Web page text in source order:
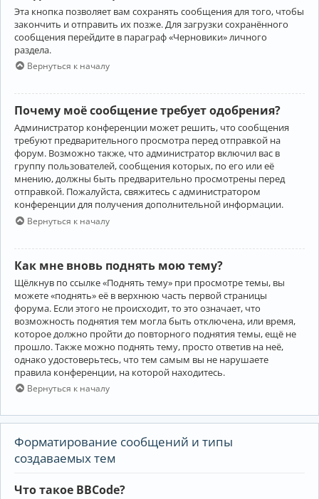
Эта кнопка позволяет вам сохранять сообщения для того, чтобы
закончить и отправить их позже. Для загрузки сохранённого
сообщения перейдите в параграф «Черновики» личного
раздела.
Вернуться к началу
Почему моё сообщение требует одобрения?
Администратор конференции может решить, что сообщения
требуют предварительного просмотра перед отправкой на
форум. Возможно также, что администратор включил вас в
группу пользователей, сообщения которых, по его или её
мнению, должны быть предварительно просмотрены перед
отправкой. Пожалуйста, свяжитесь с администратором
конференции для получения дополнительной информации.
Вернуться к началу
Как мне вновь поднять мою тему?
Щёлкнув по ссылке «Поднять тему» при просмотре темы, вы
можете «поднять» её в верхнюю часть первой страницы
форума. Если этого не происходит, то это означает, что
возможность поднятия тем могла быть отключена, или время,
которое должно пройти до повторного поднятия темы, ещё не
прошло. Также можно поднять тему, просто ответив на неё,
однако удостоверьтесь, что тем самым вы не нарушаете
правила конференции, на которой находитесь.
Вернуться к началу
Форматирование сообщений и типы
создаваемых тем
Что такое BBCode?